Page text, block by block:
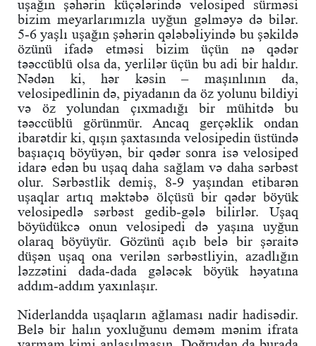
uşağın şəhərin küçələrində velosiped sürməsi
bizim meyarlarımızla uyğun gəlməyə də bilər.
5-6 yaşlı uşağın şəhərin qələbəliyində bu şəkildə
özünü ifadə etməsi bizim üçün nə qədər
təəccüblü olsa da, yerlilər üçün bu adi bir haldır.
Nədən ki, hər kəsin – maşınlının da,
velosipedlinin də, piyadanın da öz yolunu bildiyi
və öz yolundan çıxmadığı bir mühitdə bu
təəccüblü görünmür. Ancaq gerçəklik ondan
ibarətdir ki, qışın şaxtasında velosipedin üstündə
başıaçıq böyüyən, bir qədər sonra isə velosiped
idarə edən bu uşaq daha sağlam və daha sərbəst
olur. Sərbəstlik demiş, 8-9 yaşından etibarən
uşaqlar artıq məktəbə ölçüsü bir qədər böyük
velosipedlə sərbəst gedib-gələ bilirlər. Uşaq
böyüdükcə onun velosipedi də yaşına uyğun
olaraq böyüyür. Gözünü açıb belə bir şəraitə
düşən uşaq ona verilən sərbəstliyin, azadlığın
ləzzətini dada-dada gələcək böyük həyatına
addım-addım yaxınlaşır.
Niderlandda uşaqların ağlaması nadir hadisədir.
Belə bir halın yoxluğunu deməm mənim ifrata